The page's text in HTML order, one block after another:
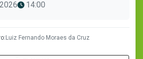
14:00
Luiz Fernando Moraes da Cruz